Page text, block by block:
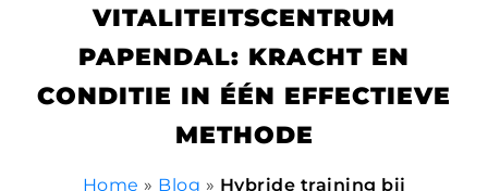
VITALITEITSCENTRUM
PAPENDAL: KRACHT EN
CONDITIE IN ÉÉN EFFECTIEVE
METHODE
Home » Blog » Hybride training bij